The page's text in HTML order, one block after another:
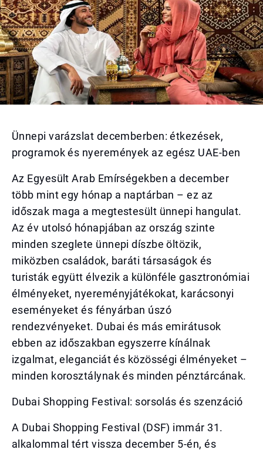
Ünnepi varázslat decemberben: étkezések,
programok és nyeremények az egész UAE-ben
Az Egyesült Arab Emírségekben a december
több mint egy hónap a naptárban – ez az
időszak maga a megtestesült ünnepi hangulat.
Az év utolsó hónapjában az ország szinte
minden szeglete ünnepi díszbe öltözik,
miközben családok, baráti társaságok és
turisták együtt élvezik a különféle gasztronómiai
élményeket, nyereményjátékokat, karácsonyi
eseményeket és fényárban úszó
rendezvényeket. Dubai és más emirátusok
ebben az időszakban egyszerre kínálnak
izgalmat, eleganciát és közösségi élményeket –
minden korosztálynak és minden pénztárcának.
Dubai Shopping Festival: sorsolás és szenzáció
A Dubai Shopping Festival (DSF) immár 31.
alkalommal tért vissza december 5-én, és